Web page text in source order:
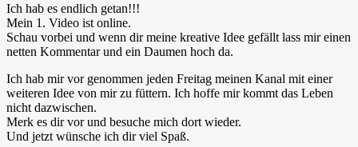
Ich hab es endlich getan!!!
Mein 1. Video ist online.
Schau vorbei und wenn dir meine kreative Idee gefällt lass mir einen
netten Kommentar und ein Daumen hoch da.
Ich hab mir vor genommen jeden Freitag meinen Kanal mit einer
weiteren Idee von mir zu füttern. Ich hoffe mir kommt das Leben
nicht dazwischen.
Merk es dir vor und besuche mich dort wieder.
Und jetzt wünsche ich dir viel Spaß.